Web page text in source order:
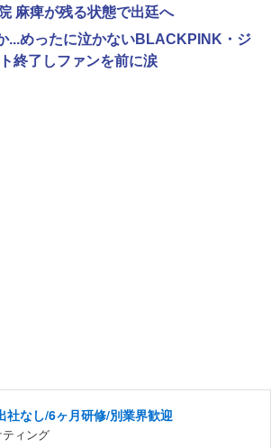
麻痺が残る状態で出廷へ
...めったに泣かないBLACKPINK・ジ
終了しファンを前に涙
社なし/6ヶ月研修/別業界歓迎
ィング